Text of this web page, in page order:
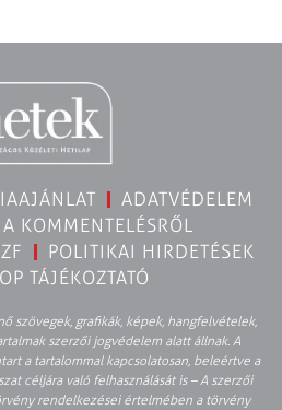
ADATVÉDELEM
KOMMENTELÉSRŐL
POLITIKAI HIRDETÉSEK
TÁJÉKOZTATÓ
szövegek, grafikák, képek, hangfelvételek,
szerzői jogvédelem alatt állnak. A
a tartalommal kapcsolatosan, beleértve a
céljára való felhasználását is – A szerzői
rendelkezései értelmében a törvény